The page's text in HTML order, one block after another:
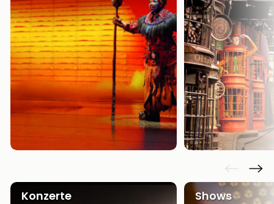
Konzerte Shows